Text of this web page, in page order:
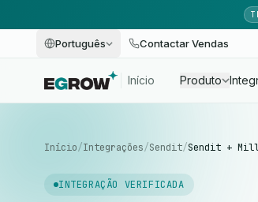
Português Contactar Vendas
Início Produto
Início/Integrações/Sendit/Sendit +
INTEGRAÇÃO VERIFICADA